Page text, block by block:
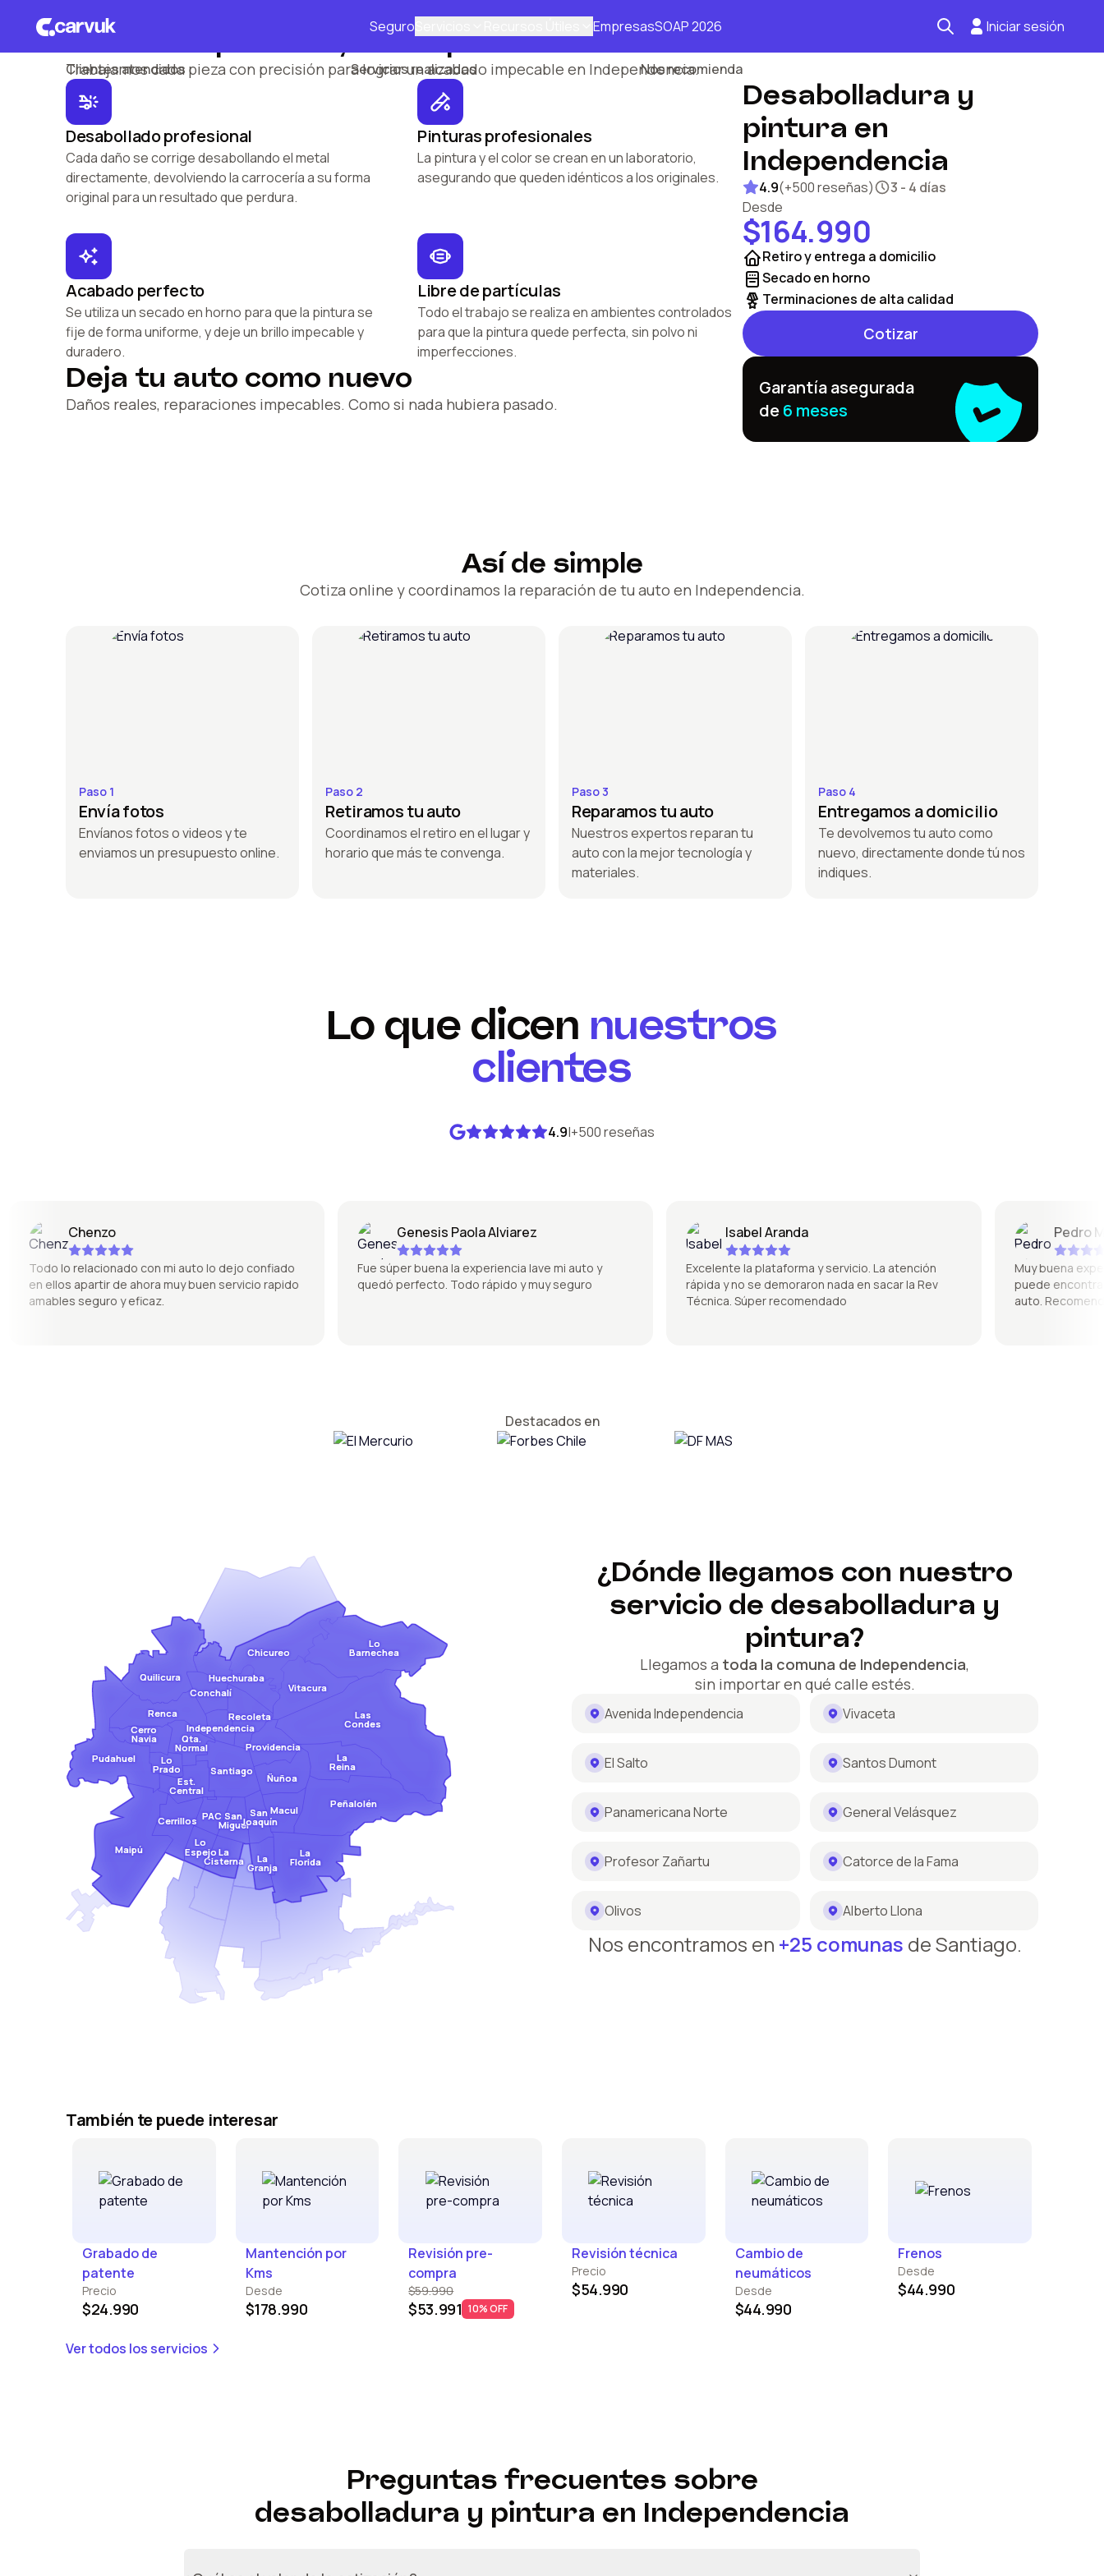
Seguro EmpresasSOAP 2026 Iniciar sesión
Seguro automotriz
Mantención kilometraje
Revisión técnica
10% OFF
+25.000
Clientes atendidos
50.000
Servicios realizados
95%
Nos recomienda
Resultado premium, hecho para durar
Trabajamos cada pieza con precisión para lograr un acabado impecable en Independencia.
Desabollado profesional
Cada daño se corrige desabollando el metal
directamente, devolviendo la carrocería a su forma
original para un resultado que perdura.
Pinturas profesionales
La pintura y el color se crean en un laboratorio,
asegurando que queden idénticos a los originales.
Acabado perfecto
Se utiliza un secado en horno para que la pintura se
fije de forma uniforme, y deje un brillo impecable y
duradero.
Libre de partículas
Todo el trabajo se realiza en ambientes controlados
para que la pintura quede perfecta, sin polvo ni
imperfecciones.
Deja tu auto como nuevo
Daños reales, reparaciones impecables. Como si nada hubiera pasado.
Desabolladura y
pintura en
Independencia
4.9(+500 reseñas)
3 - 4 días
Desde
$164.990
Retiro y entrega a domicilio
Secado en horno
Terminaciones de alta calidad
Cotizar
Garantía asegurada
de6 meses
Así de simple
Cotiza online y coordinamos la reparación de tu auto en Independencia.
Paso 1
Envía fotos
Envíanos fotos o videos y te
enviamos un presupuesto online.
Paso 2
Retiramos tu auto
Coordinamos el retiro en el lugar y
horario que más te convenga.
Paso 3
Reparamos tu auto
Nuestros expertos reparan tu
auto con la mejor tecnología y
materiales.
Paso 4
Entregamos a domicilio
Te devolvemos tu auto como
nuevo, directamente donde tú nos
indiques.
Lo que dicen nuestros
clientes
4.9|+500 reseñas
Chenzo
Todo lo relacionado con mi auto lo dejo confiado
en ellos apartir de ahora muy buen servicio rapido
amables seguro y eficaz.
Genesis Paola Alviarez
Fue súper buena la experiencia lave mi auto y
quedó perfecto. Todo rápido y muy seguro
Isabel Aranda
Excelente la plataforma y servicio. La atención
rápida y no se demoraron nada en sacar la Rev
Técnica. Súper recomendado
Pedro
Muy buena
puede encontrar
auto. Recomendado
Destacados en
Chicureo
Maipú
Cerrillos
Est.
Central
Pudahuel Lo
Prado
Cerro
Navia
Santiago
Renca
Qta.
Normal
Recoleta
Independencia
Quilicura
Conchalí
La
Cisterna
Lo
Espejo
PAC San
Miguel
La
Granja
San
Joaquín
Providencia
Ñuñoa
La
Reina
Macul
La
Florida
Peñalolén
Las
Condes
Vitacura
Lo
Barnechea
Huechuraba
¿Dónde llegamos con nuestro
servicio de desabolladura y
pintura?
Nos encontramos en +25 comunas de Santiago.
Llegamos a toda la comuna de Independencia,
sin importar en qué calle estés.
Avenida Independencia Vivaceta
El Salto Santos Dumont
Panamericana Norte General Velásquez
Profesor Zañartu Catorce de la Fama
Olivos Alberto Llona
También te puede interesar
Grabado de
patente
Precio
$24.990
Mantención por
Kms
Desde
$178.990
Revisión pre-
compra
$59.990
$53.991 10% OFF
Revisión técnica
Precio
$54.990
Cambio de
neumáticos
Desde
$44.990
Frenos
Desde
$44.990
Ver todos los servicios
Preguntas frecuentes sobre
desabolladura y pintura en Independencia